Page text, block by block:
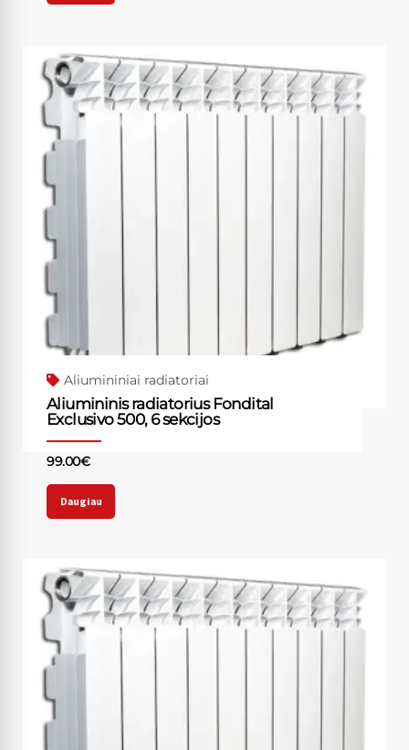
Aliumininiai radiatoriai
Aliumininis radiatorius Fondital
Exclusivo 500, 6 sekcijos
99.00€
Daugiau